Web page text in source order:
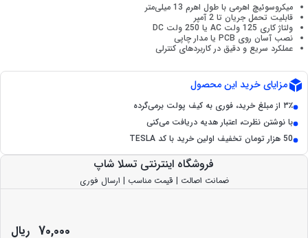
میکروسوئیچ اهرمی با طول اهرم 13 میلی‌متر
قابلیت تحمل جریان تا 2 آمپر
ولتاژ کاری 125 ولت AC یا 250 ولت DC
نصب آسان روی PCB یا مدار چاپی
عملکرد سریع و دقیق در کاربردهای کنترلی
مزایای خرید این محصول
۳٪ از مبلغ خرید، فوری به کیف پولت برمی‌گرده
با نوشتن نظرت، اعتبار هدیه دریافت می‌کنی
50 هزار تومان تخفیف اولین خرید با کد TESLA
فروشگاه اینترنتی تسلا شاپ
ضمانت اصالت | قیمت مناسب | ارسال فوری
70,000 ریال